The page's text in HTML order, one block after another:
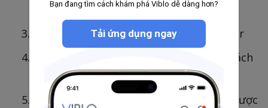
ngoài nào cần được sử dụng
Host chỉ định Client đi connect tới Server
Client sẽ gọi tới Server để trả về danh sách
các tool của Server
Host sẽ chỉ dẫn Client để sử dụng tool được
Bạn đang tìm cách khám phá Viblo dễ dàng hơn?
Tải ứng dụng ngay